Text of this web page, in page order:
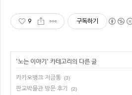
9 구독하기
'노는 이야기 ' 카테고리의 다른 글
카카오뱅크 저금통 (3)
판교박물관 방문 후기 (2)